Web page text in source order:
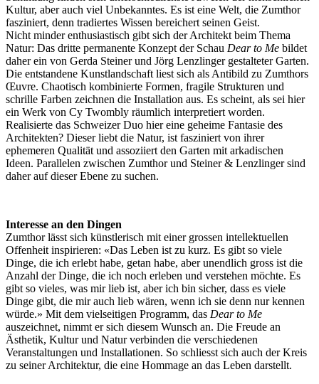
Kultur, aber auch viel Unbekanntes. Es ist eine Welt, die Zumthor
fasziniert, denn tradiertes Wissen bereichert seinen Geist.
Nicht minder enthusiastisch gibt sich der Architekt beim Thema
Natur: Das dritte permanente Konzept der Schau Dear to Me bildet
daher ein von Gerda Steiner und Jörg Lenzlinger gestalteter Garten.
Die entstandene Kunstlandschaft liest sich als Antibild zu Zumthors
Œuvre. Chaotisch kombinierte Formen, fragile Strukturen und
schrille Farben zeichnen die Installation aus. Es scheint, als sei hier
ein Werk von Cy Twombly räumlich interpretiert worden.
Realisierte das Schweizer Duo hier eine geheime Fantasie des
Architekten? Dieser liebt die Natur, ist fasziniert von ihrer
ephemeren Qualität und assoziiert den Garten mit arkadischen
Ideen. Parallelen zwischen Zumthor und Steiner & Lenzlinger sind
daher auf dieser Ebene zu suchen.
Interesse an den Dingen
Zumthor lässt sich künstlerisch mit einer grossen intellektuellen
Offenheit inspirieren: «Das Leben ist zu kurz. Es gibt so viele
Dinge, die ich erlebt habe, getan habe, aber unendlich gross ist die
Anzahl der Dinge, die ich noch erleben und verstehen möchte. Es
gibt so vieles, was mir lieb ist, aber ich bin sicher, dass es viele
Dinge gibt, die mir auch lieb wären, wenn ich sie denn nur kennen
würde.» Mit dem vielseitigen Programm, das Dear to Me
auszeichnet, nimmt er sich diesem Wunsch an. Die Freude an
Ästhetik, Kultur und Natur verbinden die verschiedenen
Veranstaltungen und Installationen. So schliesst sich auch der Kreis
zu seiner Architektur, die eine Hommage an das Leben darstellt.